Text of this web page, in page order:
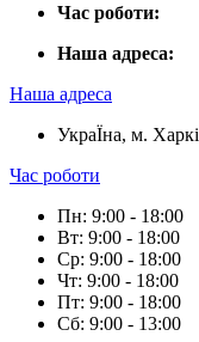
Час роботи:
Наша адреса:
Наша адреса
УкраЇна, м.
Час роботи
Пн: 9:00 - 18:00
Вт: 9:00 - 18:00
Ср: 9:00 - 18:00
Чт: 9:00 - 18:00
Пт: 9:00 - 18:00
Сб: 9:00 - 13:00